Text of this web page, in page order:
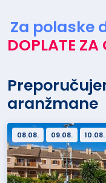
Za polaske
DOPLATE ZA
aranžmane
08.08. 09.08. 10.08.